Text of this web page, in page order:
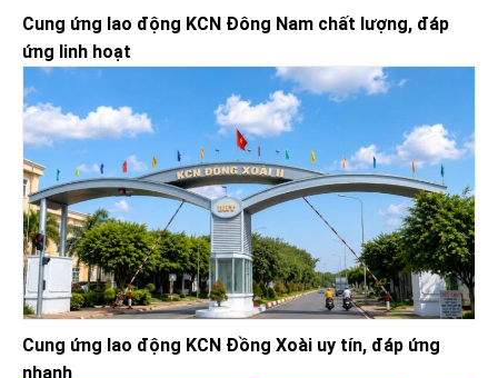
Cung ứng lao động KCN Đông Nam chất lượng, đáp
ứng linh hoạt
Cung ứng lao động KCN Đồng Xoài uy tín, đáp ứng
nhanh